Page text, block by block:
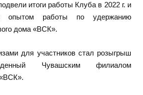
итоги работы Клуба в 2022 г. и
опытом работы по удержанию
дома «ВСК».
для участников стал розыгрыш
Чувашским филиалом